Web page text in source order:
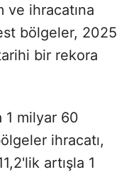
ve ihracatına
bölgeler, 2025
bir rekora
1 milyar 60
ihracatı,
artışla 1